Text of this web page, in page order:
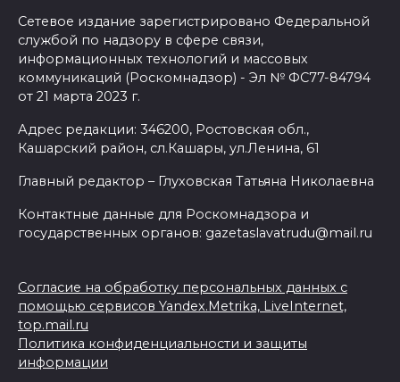
Сетевое издание зарегистрировано Федеральной
службой по надзору в сфере связи,
информационных технологий и массовых
коммуникаций (Роскомнадзор) - Эл № ФС77-84794
от 21 марта 2023 г.
Адрес редакции: 346200, Ростовская обл.,
Кашарский район, сл.Кашары, ул.Ленина, 61
Главный редактор – Глуховская Татьяна Николаевна
Контактные данные для Роскомнадзора и
государственных органов: gazetaslavatrudu@mail.ru
Согласие на обработку персональных данных с
помощью сервисов Yandex.Metrika, LiveInternet,
top.mail.ru
Политика конфиденциальности и защиты
информации